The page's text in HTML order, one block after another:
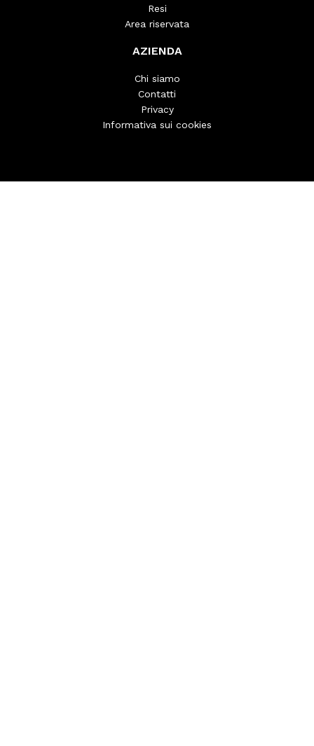
Resi
Area riservata
AZIENDA
Chi siamo
Contatti
Privacy
Informativa sui cookies